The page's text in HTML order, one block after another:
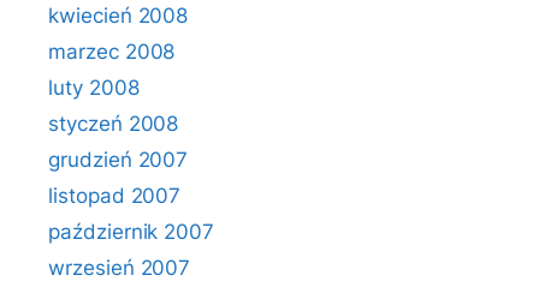
kwiecień 2008
marzec 2008
luty 2008
styczeń 2008
grudzień 2007
listopad 2007
październik 2007
wrzesień 2007